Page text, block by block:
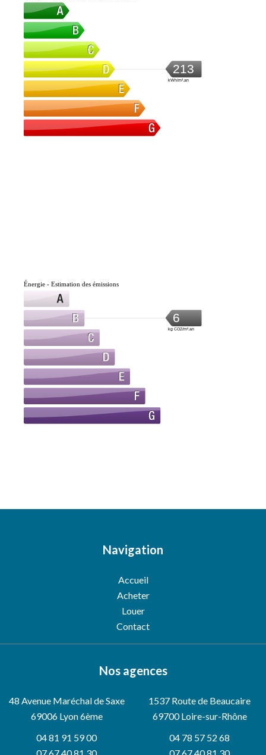
213
kWh/m².an
Énergie - Estimation des émissions
6
kg CO2/m².an
Navigation
Accueil
Acheter
Louer
Contact
Nos agences
48 Avenue Maréchal de Saxe
69006Lyon 6ème
04 81 91 59 00
1537 Route de Beaucaire
69700 Loire-sur-Rhône
04 78 57 52 68